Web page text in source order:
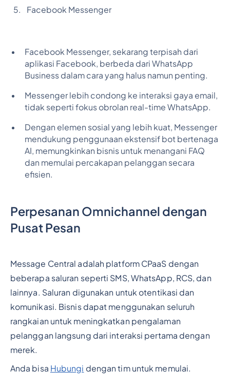
Facebook Messenger
Facebook Messenger, sekarang terpisah dari
aplikasi Facebook, berbeda dari WhatsApp
Business dalam cara yang halus namun penting.
Messenger lebih condong ke interaksi gaya email,
tidak seperti fokus obrolan real-time WhatsApp.
Dengan elemen sosial yang lebih kuat, Messenger
mendukung penggunaan ekstensif bot bertenaga
AI, memungkinkan bisnis untuk menangani FAQ
dan memulai percakapan pelanggan secara
efisien.
Perpesanan Omnichannel dengan
Pusat Pesan
Message Central adalah platform CPaaS dengan
beberapa saluran seperti SMS, WhatsApp, RCS, dan
lainnya. Saluran digunakan untuk otentikasi dan
komunikasi. Bisnis dapat menggunakan seluruh
rangkaian untuk meningkatkan pengalaman
pelanggan langsung dari interaksi pertama dengan
merek.
Anda bisa Hubungi dengan tim untuk memulai.